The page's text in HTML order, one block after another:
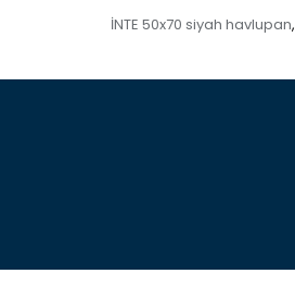
İNTE 50x70 siyah havlupan,